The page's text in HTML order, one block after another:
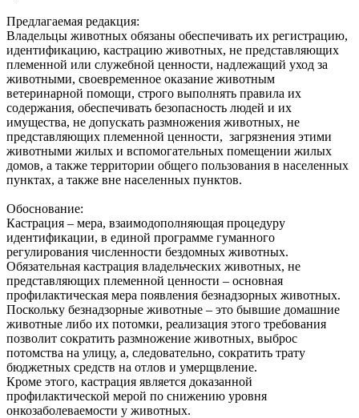
Предлагаемая редакция:
Владельцы животных обязаны обеспечивать их регистрацию,
идентификацию, кастрацию животных, не представляющих
племенной или служебной ценности, надлежащий уход за
животными, своевременное оказание животным
ветеринарной помощи, строго выполнять правила их
содержания, обеспечивать безопасность людей и их
имущества, не допускать размножения животных, не
представляющих племенной ценности, загрязнения этими
животными жилых и вспомогательных помещении жилых
домов, а также территории общего пользования в населенных
пунктах, а также вне населенных пунктов.
Обоснование:
Кастрация – мера, взаимодополняющая процедуру
идентификации, в единой программе гуманного
регулирования численности бездомных животных.
Обязательная кастрация владельческих животных, не
представляющих племенной ценности – основная
профилактическая мера появления безнадзорных животных.
Поскольку безнадзорные животные – это бывшие домашние
животные либо их потомки, реализация этого требования
позволит сократить размножение животных, выброс
потомства на улицу, а, следовательно, сократить трату
бюджетных средств на отлов и умерщвление.
Кроме этого, кастрация является доказанной
профилактической мерой по снижению уровня
онкозаболеваемости у животных.